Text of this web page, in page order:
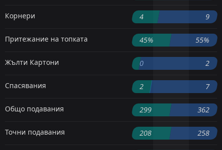
Корнери 4 9
Притежание на топката 45% 55%
Жълти Картони 0 2
Спасявания 2 7
Общо подавания 299 362
Точни подавания 208 258